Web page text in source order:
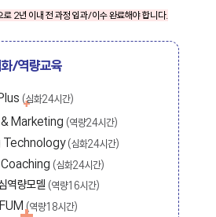
2년 이내 전 과정 입과/이수 완료해야 합니다.
/역량교육
(심화24시간)
Marketing (역량24시간)
Technology(심화24시간)
(심화24시간)
역량모델 (역량16시간)
(역량18시간)